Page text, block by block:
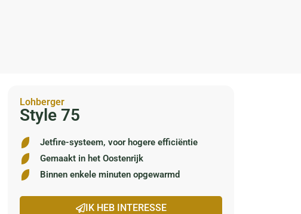
Lohberger
Style 75
Jetfire-systeem, voor hogere efficiëntie
Gemaakt in het Oostenrijk
Binnen enkele minuten opgewarmd
IK HEB INTERESSE